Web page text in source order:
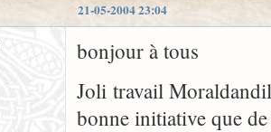
21-05-2004 23:04
bonjour à tous
Joli travail
bonne initiative que